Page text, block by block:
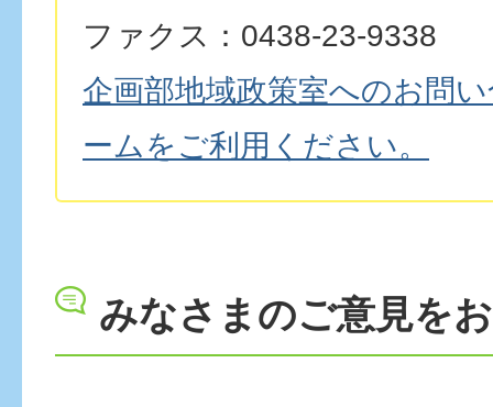
ファクス：0438-23-9338
企画部地域政策室へのお問
ームをご利用ください。
みなさまのご意見を